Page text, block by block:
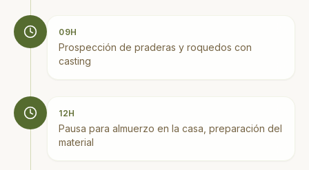
09H
Prospección de praderas y roquedos con
casting
12H
Pausa para almuerzo en la casa, preparación del
material